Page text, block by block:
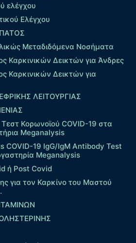
ελέγχου
Ελέγχου
Μεταδιδόμενα Νοσήματα
Καρκινικών Δεικτών για Άνδρες
Καρκινικών Δεικτών για
ΛΕΙΤΟΥΡΓΙΑΣ
Κορωνοϊού COVID-19 στα
Meganalysis
COVID-19 IgG/IgM Antibody Test
Meganalysis
ή Post Covid
για τον Καρκίνο του Μαστού